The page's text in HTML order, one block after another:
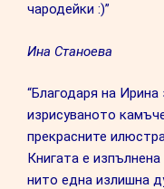
чародейки :)”
Ина Станоева
“Благодаря на
изрисуваното
прекрасните
Книгата е
нито една излишна